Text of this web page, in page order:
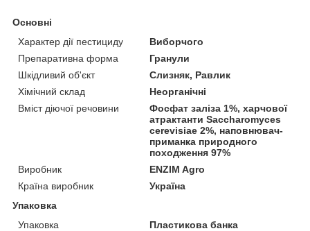
Основні
Характер дії пестициду
Виборчого
Препаративна форма
Гранули
Шкідливий об'єкт
Слизняк, Равлик
Хімічний склад
Неорганічні
Вміст діючої речовини
Фосфат заліза 1%, харчової
атрактанти Saccharomyces
cerevisiae 2%, наповнювач-
приманка природного
походження 97%
Виробник
ENZIM Agro
Країна виробник
Україна
Упаковка
Упаковка
Пластикова банка